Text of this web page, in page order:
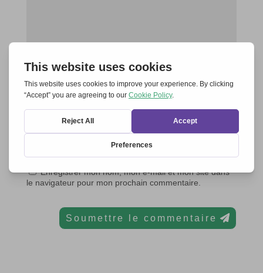
Enregistrer mon nom, mon e-mail et mon site dans
le navigateur pour mon prochain commentaire.
Soumettre le commentaire